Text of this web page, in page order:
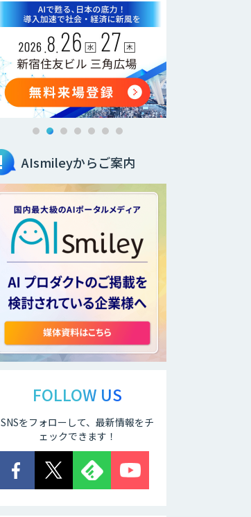
AIsmileyからご案内
FOLLOW US
SNSをフォローして、最新情報をチ
ェックできます！